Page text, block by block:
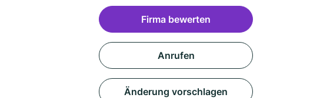
Firma bewerten
Anrufen
Änderung vorschlagen